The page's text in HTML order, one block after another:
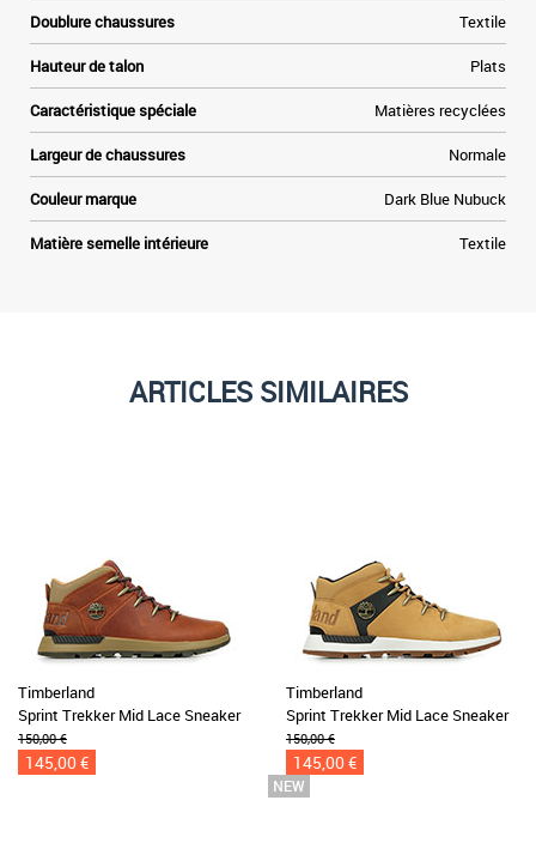
Doublure chaussures Textile
Hauteur de talon Plats
Caractéristique spéciale Matières recyclées
Largeur de chaussures Normale
Couleur marque Dark Blue Nubuck
Matière semelle intérieure Textile
ARTICLES SIMILAIRES
Timberland
Sprint Trekker Mid Lace Sneaker
150,00 €
145,00 €
Timberland
Sprint Trekker Mid Lace Sneaker
150,00 €
145,00 €